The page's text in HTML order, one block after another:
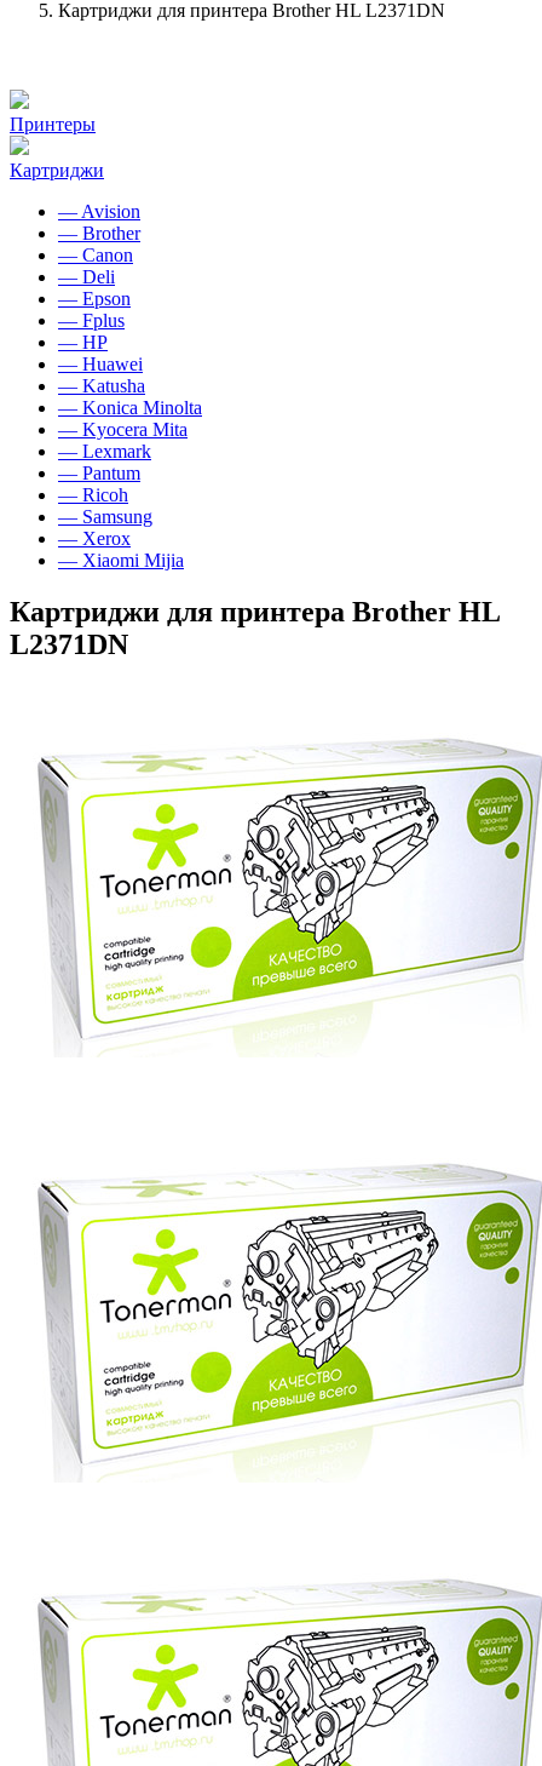
Картриджи для принтера Brother HL L2371DN
Принтеры
Картриджи
— Avision
— Brother
— Canon
— Deli
— Epson
— Fplus
— HP
— Huawei
— Katusha
— Konica Minolta
— Kyocera Mita
— Lexmark
— Pantum
— Ricoh
— Samsung
— Xerox
— Xiaomi Mijia
Картриджи для принтера Brother HL
L2371DN